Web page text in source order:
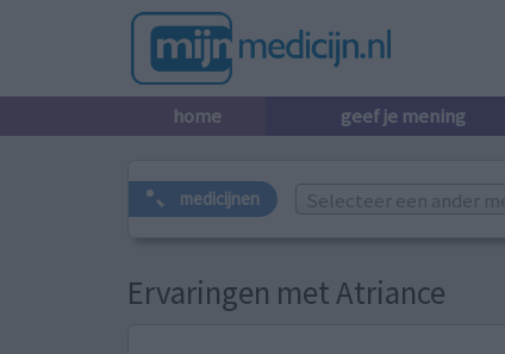
home geef je mening
medicijnen Selecteer een ander
Ervaringen met Atriance